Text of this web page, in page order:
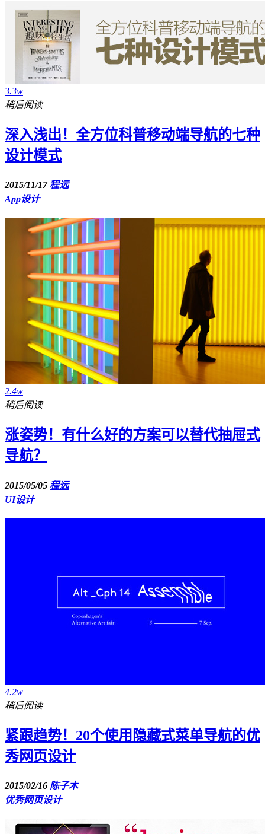
3.3w
稍后阅读
深入浅出！全方位科普移动端导航的七种
设计模式
2015/11/17 程远
App设计
2.4w
稍后阅读
涨姿势！有什么好的方案可以替代抽屉式
导航？
2015/05/05 程远
UI设计
4.2w
稍后阅读
紧跟趋势！20个使用隐藏式菜单导航的优
秀网页设计
2015/02/16 陈子木
优秀网页设计